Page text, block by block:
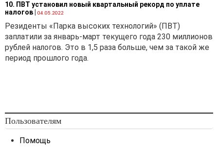
10. ПВТ установил новый квартальный рекорд по уплате
налогов
04.05.2022
Резиденты «Парка высоких технологий» (ПВТ)
заплатили за январь-март текущего года 230 миллионов
рублей налогов. Это в 1,5 раза больше, чем за такой же
период прошлого года.
Пользователям
Помощь